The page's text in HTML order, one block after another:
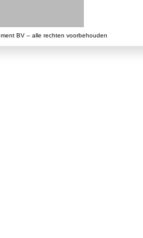
BV – alle rechten voorbehouden